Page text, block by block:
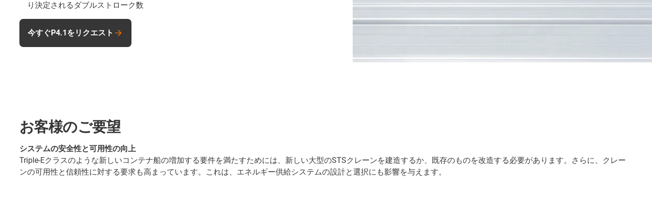
り決定されるダブルストローク数
今すぐP4.1をリクエスト
お客様のご要望
システムの安全性と可用性の向上
Triple-Eクラスのような新しいコンテナ船の増加する要件を満たすためには、新しい大型のSTSクレーンを建造するか、既存のものを改造する必要があります。さらに、クレー
ンの可用性と信頼性に対する要求も高まっています。これは、エネルギー供給システムの設計と選択にも影響を与えます。